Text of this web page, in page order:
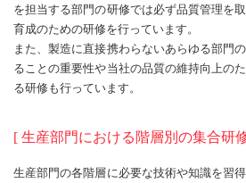
を担当する部門の研修では必ず品質管理を
育成のための研修を行っています。
また、製造に直接携わらないあらゆる部門
ることの重要性や当社の品質の維持向上の
る研修も行っています。
[ 生産部門における階層別の集合研
生産部門の各階層に必要な技術や知識を習